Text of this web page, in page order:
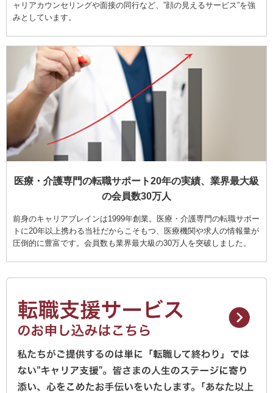
ャリアカウンセリングや面接の同行など、”顔の見えるサービス”を強
みとしています。
医療・介護専門の転職サポート20年の実績、業界最大級
の会員数30万人
前身のキャリアブレインは1999年創業。医療・介護専門の転職サポー
トに20年以上携わる当社だからこそもつ、医療機関や求人の情報量が
圧倒的に豊富です。会員数も業界最大級の30万人を突破しました。